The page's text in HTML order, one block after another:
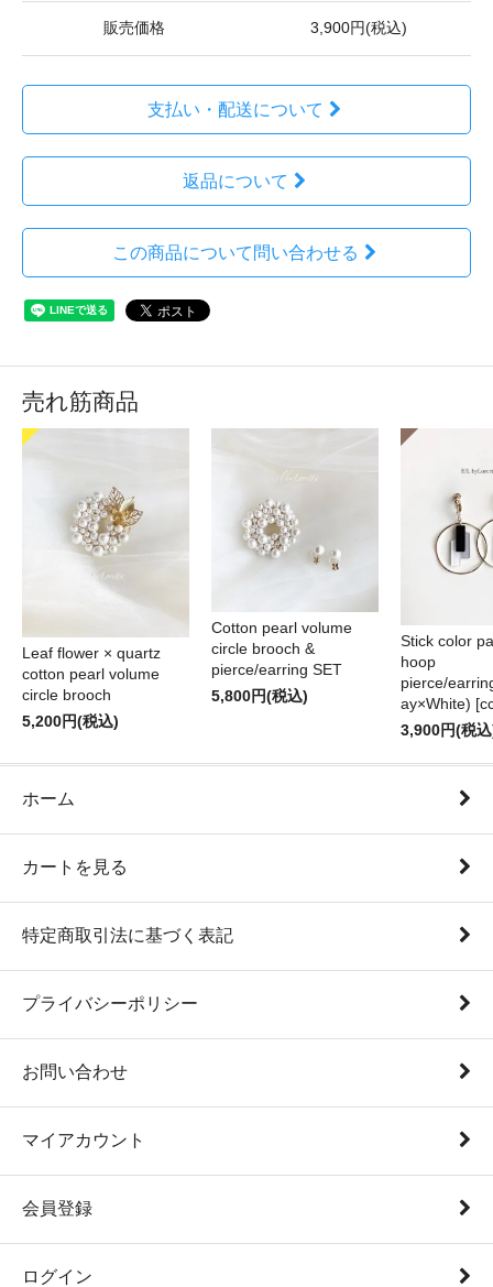
販売価格 3,900円(税込)
支払い・配送について
返品について
この商品について問い合わせる
売れ筋商品
Leaf flower × quartz
cotton pearl volume
circle brooch
5,200円(税込)
Cotton pearl volume
circle brooch &
pierce/earring SET
5,800円(税込)
Stick color
hoop
pierce/
ay×White)
3,900円(税
ホーム
カートを見る
特定商取引法に基づく表記
プライバシーポリシー
お問い合わせ
マイアカウント
会員登録
ログイン